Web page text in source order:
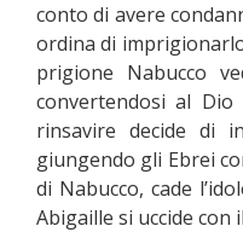
conto di avere
ordina di
prigione Nabucco
convertendosi al
rinsavire decide di
giungendo gli Ebrei
di Nabucco, cade
Abigaille si uccide con